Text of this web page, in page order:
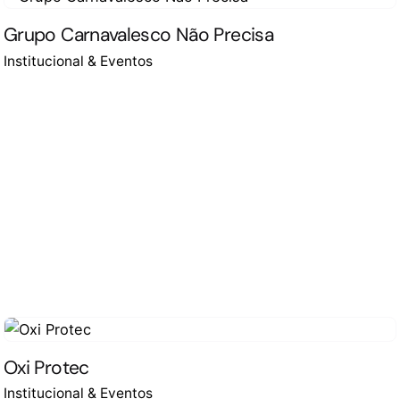
Grupo Carnavalesco Não Precisa
Institucional & Eventos
Oxi Protec
Institucional & Eventos